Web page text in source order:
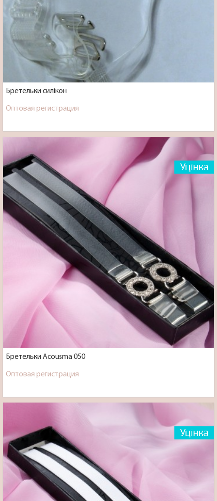
Бретельки силікон
Оптовая регистрация
Бретельки Acousma 050
Оптовая регистрация